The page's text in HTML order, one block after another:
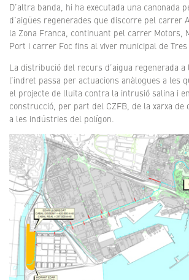
D’altra banda, hi ha executada una canonada
d’aigües regenerades que discorre pel carrer
la Zona Franca, continuant pel carrer Motors,
Port i carrer Foc fins al viver municipal de Tres
La distribució del recurs d’aigua regenerada a
l’indret passa per actuacions anàlogues a les
el projecte de lluita contra la intrusió salina i
construcció, per part del CZFB, de la xarxa de
a les indústries del polígon.